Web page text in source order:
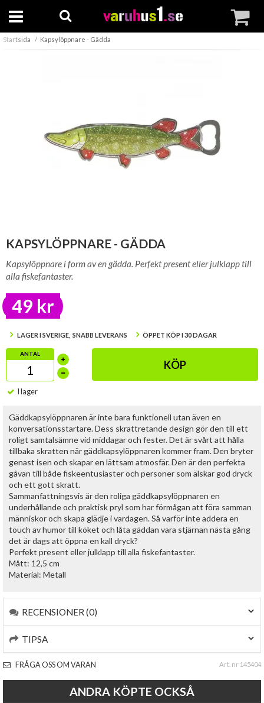
Startsida Kapsylöppnare - Gädda
KAPSYLÖPPNARE - GÄDDA
Kapsylöppnare i form av en gädda. Perfekt present eller julklapp till
alla fiskefantaster.
49 kr
LAGER I SVERIGE, SNABB LEVERANS ÖPPET KÖP I 30 DAGAR
ANTAL
KÖP
I lager
Gäddkapsylöppnaren är inte bara funktionell utan även en
konversationsstartare. Dess skrattretande design gör den till ett
roligt samtalsämne vid middagar och fester. Det är svårt att hålla
tillbaka skratten när gäddkapsylöppnaren kommer fram. Den bryter
genast isen och skapar en lättsam atmosfär. Den är den perfekta
gåvan till både fiskeentusiaster och personer som älskar god dryck
och ett gott skratt.
Sammanfattningsvis är den roliga gäddkapsylöppnaren en
underhållande och praktisk pryl som har förmågan att föra samman
människor och skapa glädje i vardagen. Så varför inte addera en
touch av humor till köket och låta gäddan vara stjärnan nästa gång
det är dags att öppna en kall dryck?
Perfekt present eller julklapp till alla fiskefantaster.
Mått: 12,5 cm
Material: Metall
RECENSIONER (0)
TIPSA
FRÅGA OSS OM VARAN Art. nr 145404
ANDRA KÖPTE OCKSÅ